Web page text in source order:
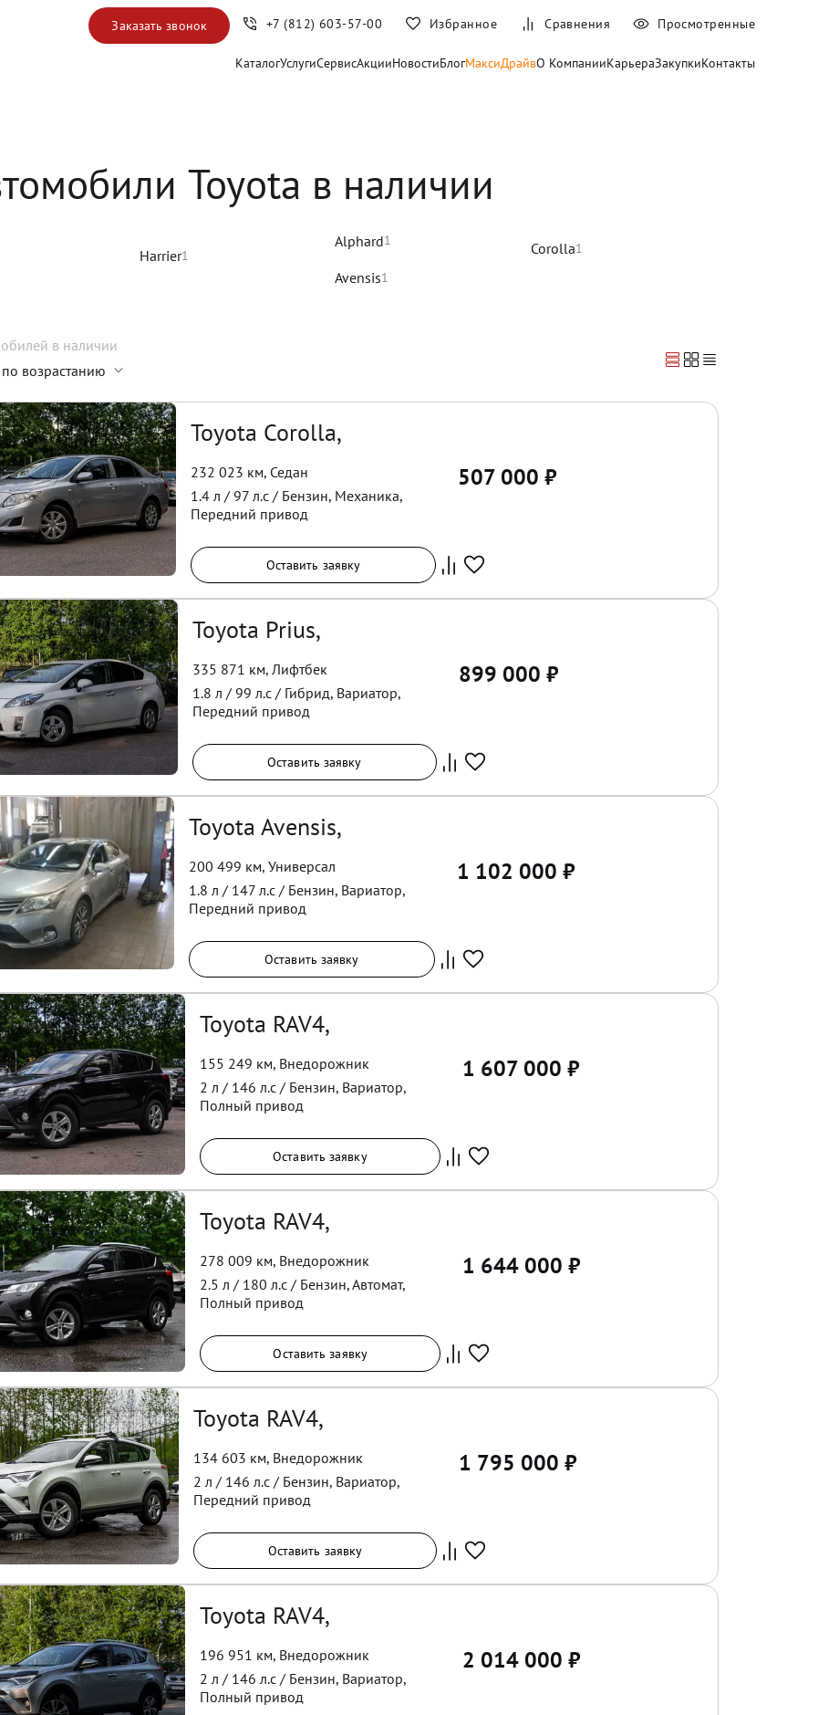
КаталогУслугиСервисАкцииНовостиБлогМаксиДрайвО КомпанииКарьераЗакупкиКонтакты
Заказать звонок +7 (812) 603-57-00 Избранное Сравнения Просмотренные
Toyota в наличии
Harrier1
Alphard1
Avensis1
Corolla1
в наличии
возрастанию
Toyota Corolla,
232 023 км, Седан
1.4л / 97л.с / Бензин, Механика,
Передний привод
507 000 ₽
Оставить заявку
Toyota Prius,
335 871 км, Лифтбек
1.8 л / 99 л.с / Гибрид, Вариатор,
Передний привод
899 000 ₽
Оставить заявку
Toyota Avensis,
200 499 км, Универсал
1.8 л / 147л.с / Бензин, Вариатор,
Передний привод
1 102 000 ₽
Оставить заявку
Toyota RAV4,
155 249 км, Внедорожник
2 л / 146 л.с / Бензин, Вариатор,
Полный привод
1 607 000 ₽
Оставить заявку
Toyota RAV4,
278 009 км, Внедорожник
2.5 л / 180 л.с / Бензин,Автомат,
Полный привод
1 644 000 ₽
Оставить заявку
Toyota RAV4,
134 603 км, Внедорожник
2 л / 146 л.с / Бензин, Вариатор,
Передний привод
1 795 000 ₽
Оставить заявку
Toyota RAV4,
196 951 км, Внедорожник
2 л / 146 л.с / Бензин, Вариатор,
Полный привод
2 014 000 ₽